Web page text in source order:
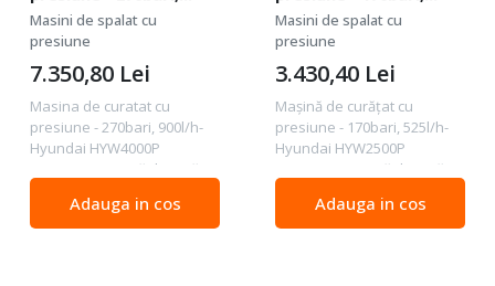
900l/h - Hyundai
HYW4000P
Masini de spalat cu
presiune
Masina de curatat cu
presiune - 270bari, 900l/h-
Hyundai HYW4000P
Descriere Mașină de curățat
HYW4000P Mașina de
curățat cu presiune
7.350,80 Lei
Adauga in cos
525l/h - Hyundai
HYW2500P
Masini de spalat cu
presiune
Mașină de curățat cu
presiune - 170bari, 525l/h-
Hyundai HYW2500P
Descriere Mașină de curățat
HYW2500P Mașina de
curățat cu presiune
3.430,40 Lei
Adauga in cos